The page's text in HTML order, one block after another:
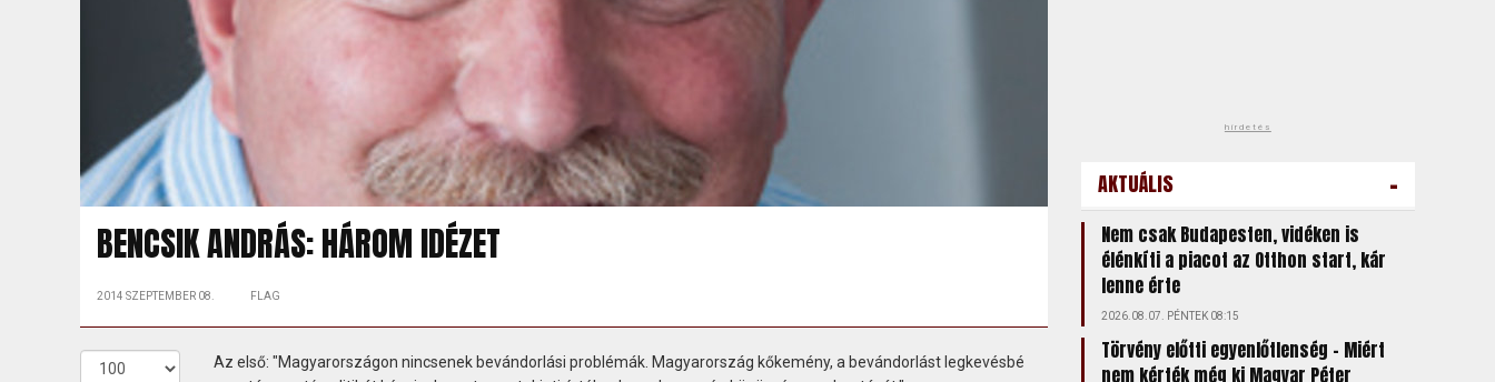
BENCSIK ANDRÁS: HÁROM IDÉZET
2014 SZEPTEMBER 08. FLAG
Az első: "Magyarországon nincsenek bevándorlási problémák. Magyarország kőkemény, a bevándorlást legkevésbé
hirdetés
AKTUÁLIS -
Nem csak Budapesten, vidéken is
élénkíti a piacot az Otthon start, kár
lenne érte
2026.08.07. PÉNTEK 08:15
Törvény előtti egyenlőtlenség – Miért
nem kérték még ki Magyar Péter